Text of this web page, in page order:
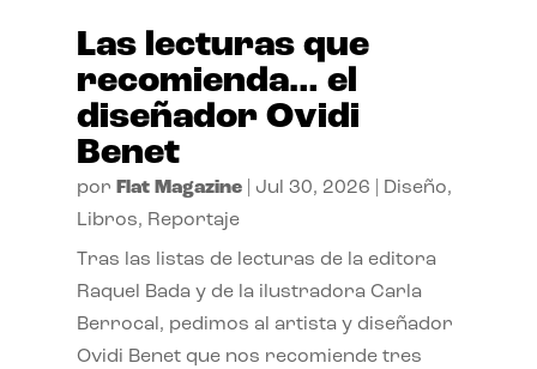
Las lecturas que
recomienda… el
diseñador Ovidi
Benet
por Flat Magazine| Jul 30, 2026 Diseño,
Libros, Reportaje
Tras las listas de lecturas de la editora
Raquel Bada y de la ilustradora Carla
Berrocal, pedimos al artista y diseñador
Ovidi Benet que nos recomiende tres